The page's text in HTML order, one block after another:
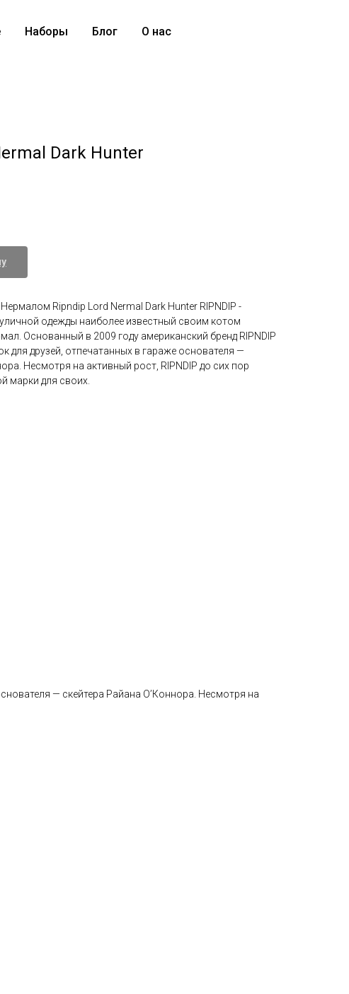
Наборы Блог О нас
Dark Hunter
Ripndip Lord Nermal Dark Hunter RIPNDIP -
одежды наиболее известный своим котом
Основанный в 2009 году американский бренд RIPNDIP
для друзей, отпечатанных в гараже основателя —
Несмотря на активный рост, RIPNDIP до сих пор
марки для своих.
— скейтера Райана О’Коннора. Несмотря на